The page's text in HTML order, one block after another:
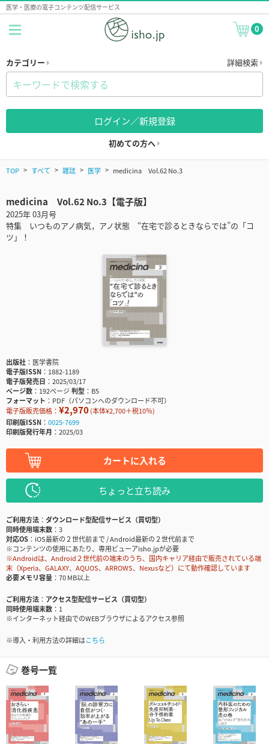
医学・医療の電子コンテンツ配信サービス
0
カテゴリー 詳細検索
ログイン／新規登録
初めての方へ
TOP すべて 雑誌 医学 medicina Vol.62 No.3
medicina Vol.62 No.3【電子版】
2025年 03月号
特集 いつものアノ病気，アノ状態 “在宅で診るときならでは”の「コ
ツ」！
出版社
医学書院
電子版ISSN
1882-1189
電子版発売日
2025/03/17
ページ数
192ページ判型
B5
フォーマット
PDF（パソコンへのダウンロード不可）
電子版販売価格： ¥2,970(本体¥2,700＋税10％)
印刷版ISSN
0025-7699
印刷版発行年月
2025/03
カートに入れる
ちょっと立ち読み
ご利用方法
ダウンロード型配信サービス（買切型）
同時使用端末数
3
対応OS
iOS最新の２世代前まで / Android最新の２世代前まで
※コンテンツの使用にあたり、専用ビューアisho.jpが必要
※Androidは、Android２世代前の端末のうち、国内キャリア経由で販売されている端
末（Xperia、GALAXY、AQUOS、ARROWS、Nexusなど）にて動作確認しています
必要メモリ容量
70 MB以上
ご利用方法
アクセス型配信サービス（買切型）
同時使用端末数
1
※インターネット経由でのWEBブラウザによるアクセス参照
※導入・利用方法の詳細はこちら
巻号一覧